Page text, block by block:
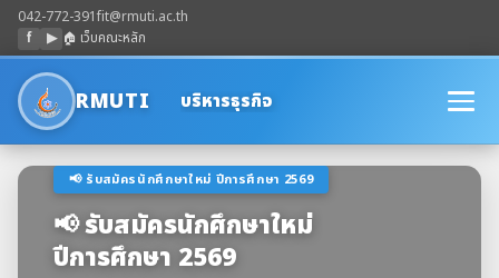
042-772-391fit@rmuti.ac.th
f ▶ 🏠 เว็บคณะหลัก
RMUTI บริหารธุรกิจ
📢 รับสมัครนักศึกษาใหม่ ปีการศึกษา 2569
📢 รับสมัครนักศึกษาใหม่
ปีการศึกษา 2569